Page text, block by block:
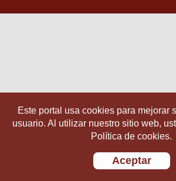
Este portal usa cookies para mejorar
usuario. Al utilizar nuestro sitio web,
Política de cookies.
Aceptar